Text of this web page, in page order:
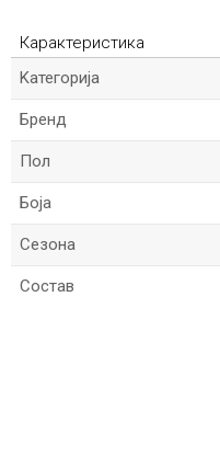
Карактеристика
Kатегорија
Бренд
Пол
Боја
Сезона
Состав